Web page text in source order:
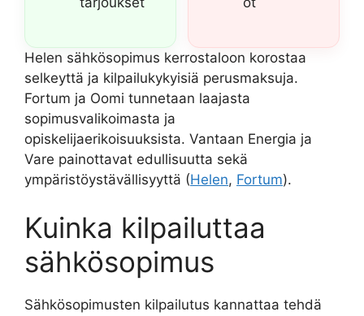
Helen sähkösopimus kerrostaloon korostaa
selkeyttä ja kilpailukykyisiä perusmaksuja.
Fortum ja Oomi tunnetaan laajasta
sopimusvalikoimasta ja
opiskelijaerikoisuuksista. Vantaan Energia ja
Vare painottavat edullisuutta sekä
ympäristöystävällisyyttä (Helen, Fortum).
Kuinka kilpailuttaa
sähkösopimus
Sähkösopimusten kilpailutus kannattaa tehdä